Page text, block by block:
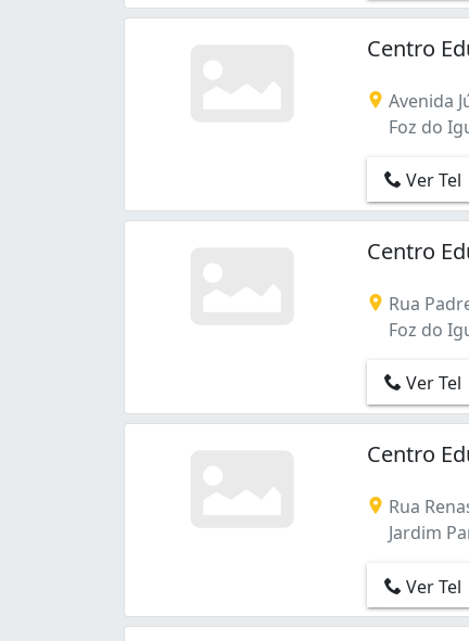
Loteamento João Paulo II (1)
Centro
Avenida
Foz do
Ver Tel
Centro
Rua
Foz do
Ver Tel
Centro
Rua
Jardim
Ver Tel